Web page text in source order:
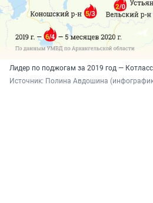
Лидер по поджогам за 2019 год —
Источник: Полина Авдошина